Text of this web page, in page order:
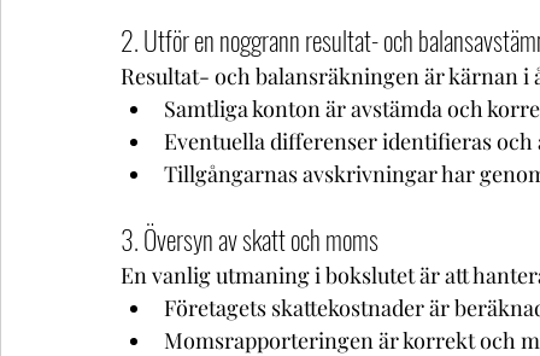
2. Utför en noggrann resultat- och
Resultat- och balansräkningen är kärnan i
Samtliga konton är avstämda och
Eventuella differenser identifieras och
Tillgångarnas avskrivningar har
3. Översyn av skatt och moms
En vanlig utmaning i bokslutet är att
Företagets skattekostnader är
Momsrapporteringen är korrekt och